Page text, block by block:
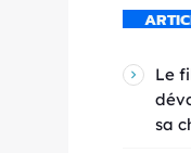
Le
sa